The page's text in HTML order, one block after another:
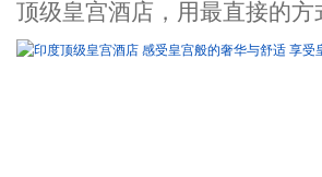
顶级皇宫酒店，用最直接的